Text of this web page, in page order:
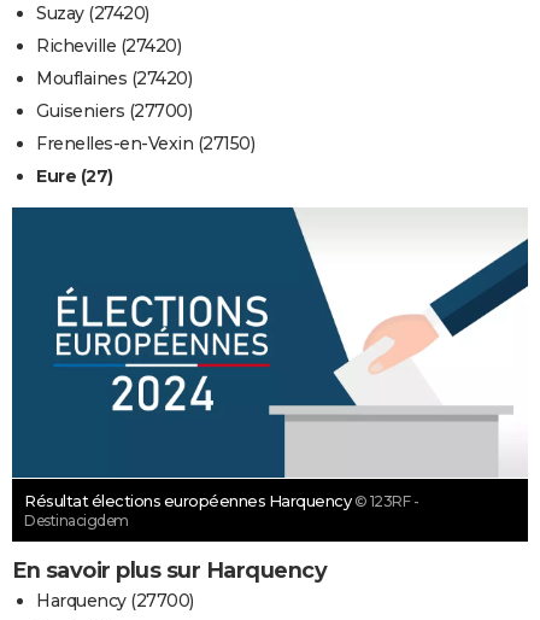
Suzay (27420)
Richeville (27420)
Mouflaines (27420)
Guiseniers (27700)
Frenelles-en-Vexin (27150)
Eure (27)
Résultat élections européennes Harquency © 123RF -
Destinacigdem
En savoir plus sur Harquency
Harquency (27700)